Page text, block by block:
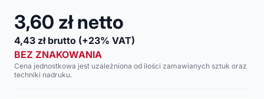
3,60 zł netto
4,43 zł brutto (+23% VAT)
BEZ ZNAKOWANIA
Cena jednostkowa jest uzależniona od ilości zamawianych sztuk oraz
techniki nadruku.